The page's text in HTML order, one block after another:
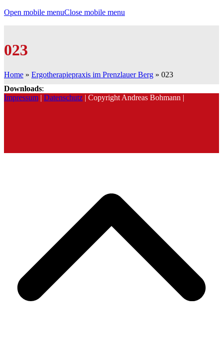
Open mobile menuClose mobile menu
023
Home » Ergotherapiepraxis im Prenzlauer Berg » 023
Downloads:
Impressum | Datenschutz | Copyright Andreas Bohmann |